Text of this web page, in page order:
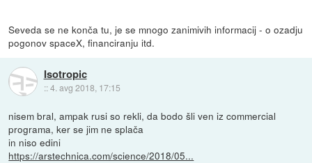
Seveda se ne konča tu, je se mnogo zanimivih informacij - o ozadju
pogonov spaceX, financiranju itd.
Isotropic
::4. avg 2018, 17:15
nisem bral, ampak rusi so rekli, da bodo šli ven iz commercial
programa, ker se jim ne splača
in niso edini
https://arstechnica.com/science/2018/05...